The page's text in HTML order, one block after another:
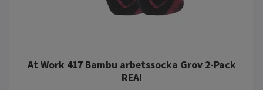
At Work 417 Bambu arbetssocka Grov 2-Pack
REA!